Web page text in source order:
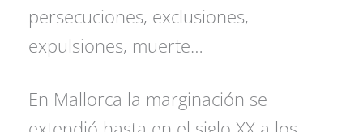
persecuciones, exclusiones,
expulsiones, muerte…
En Mallorca la marginación se